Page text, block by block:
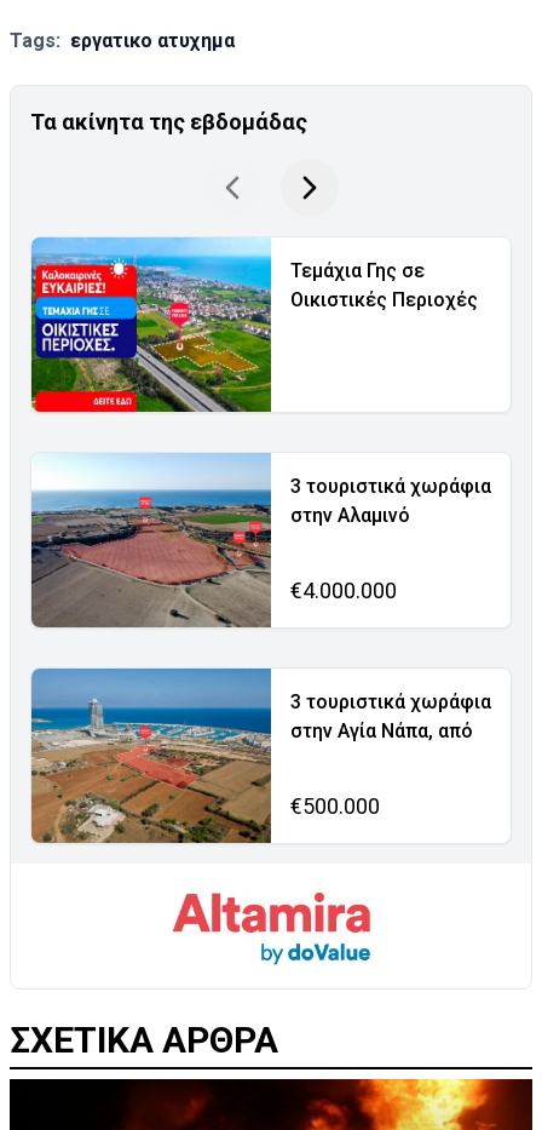
Tags: εργατικο ατυχημα
Τα ακίνητα της εβδομάδας
Τεμάχια Γης σε
Οικιστικές Περιοχές
3 τουριστικά χωράφια
στην Αλαμινό
€4.000.000
3 τουριστικά χωράφια
στην Αγία Νάπα, από
€500.000
ΣΧΕΤΙΚΑ ΑΡΘΡΑ